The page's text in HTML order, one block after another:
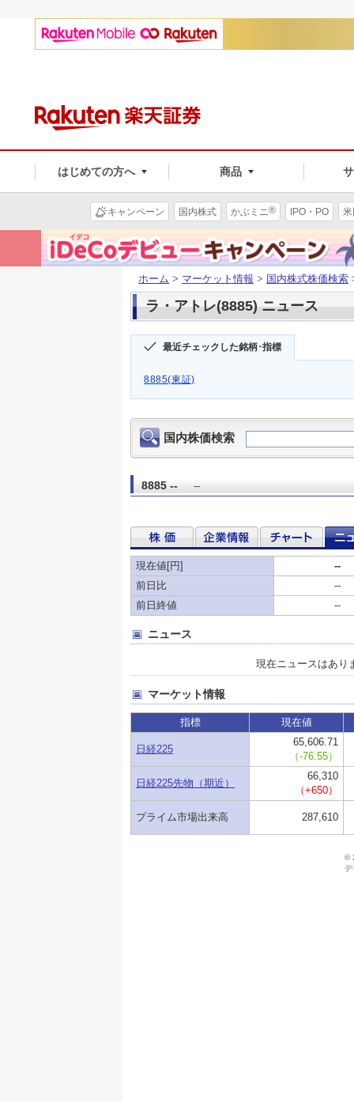
はじめての方へ 商品
キャンペーン 国内株式 かぶミニ® IPO・PO
ホーム > マーケット情報 > 国内株式株価検索
ラ・アトレ(8885) ニュース
最近チェックした銘柄･指標
8885(東証)